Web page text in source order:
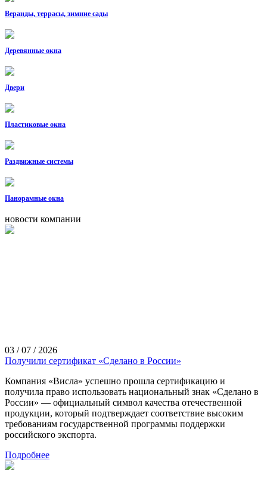
Веранды, террасы, зимние сады
Деревянные окна
Двери
Пластиковые окна
Раздвижные системы
Панорамные окна
новости компании
03 / 07 / 2026
Получили сертификат «Сделано в России»
Компания «Висла» успешно прошла сертификацию и
получила право использовать национальный знак «Сделано в
России» — официальный символ качества отечественной
продукции, который подтверждает соответствие высоким
требованиям государственной программы поддержки
российского экспорта.
Подробнее